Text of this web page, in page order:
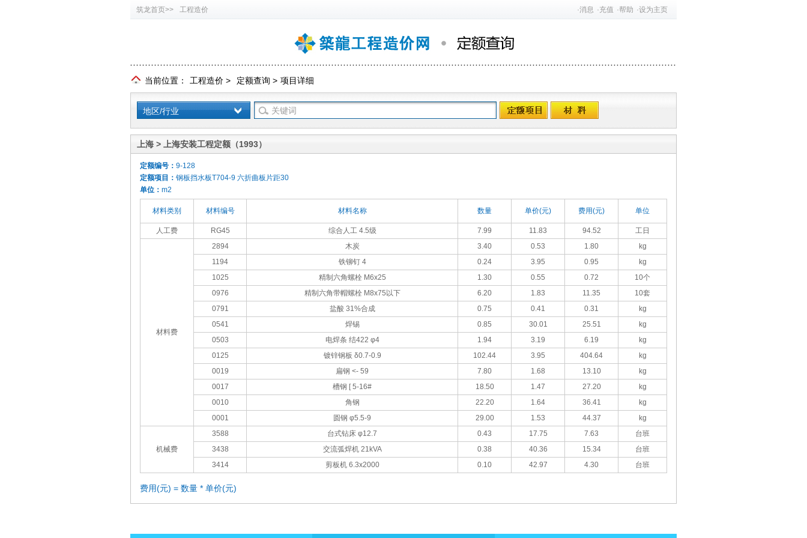
筑龙首页>> 工程造价 ·消息 ·充值 ·帮助 ·设为主页
当前位置： 工程造价 > 定额查询 > 项目详细
地区/行业
上海 > 上海安装工程定额（1993）
定额编号： 9-128
定额项目： 钢板挡水板T704-9 六折曲板片距30
单位： m2
材料类别 材料编号 材料名称 数量 单价(元) 费用(元) 单位
人工费 RG45 综合人工 4.5级 7.99 11.83 94.52 工日
材料费
2894 木炭 3.40 0.53 1.80
kg
1194
铁铆钉 4 0.24 3.95 0.95
kg
1025
精制六角螺栓 M6x25 1.30 0.55 0.72
10个
0976
精制六角带帽螺栓 M8x75以下 6.20 1.83 11.35
10套
0791
盐酸 31%合成 0.75 0.41 0.31
kg
0541
焊锡 0.85 30.01 25.51
kg
0503
电焊条 结422 φ4 1.94 3.19 6.19
kg
0125
镀锌钢板 δ0.7-0.9 102.44 3.95 404.64
kg
0019
扁钢 <- 59 7.80 1.68 13.10
kg
0017
槽钢 [ 5-16# 18.50 1.47 27.20
kg
0010
角钢 22.20 1.64 36.41
kg
0001
圆钢 φ5.5-9 29.00 1.53 44.37 kg
机械费
3588 台式钻床 φ12.7 0.43 17.75 7.63
台班
3438
交流弧焊机 21kVA 0.38 40.36 15.34
台班
3414
剪板机 6.3x2000 0.10 42.97 4.30 台班
费用(元) = 数量 * 单价(元)